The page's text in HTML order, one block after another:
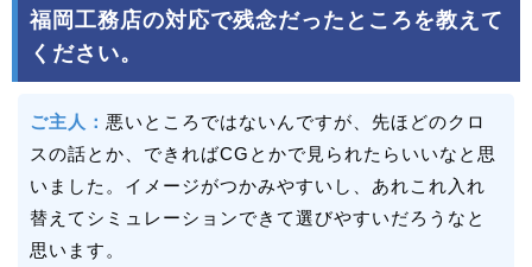
福岡工務店の対応で残念だったところを教えて
ください。
ご主人： 悪いところではないんですが、先ほどのクロ
スの話とか、できればCGとかで見られたらいいなと思
いました。イメージがつかみやすいし、あれこれ入れ
替えてシミュレーションできて選びやすいだろうなと
思います。